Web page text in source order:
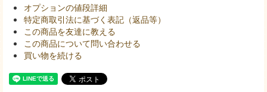
オプションの値段詳細
特定商取引法に基づく表記（返品等）
この商品を友達に教える
この商品について問い合わせる
買い物を続ける